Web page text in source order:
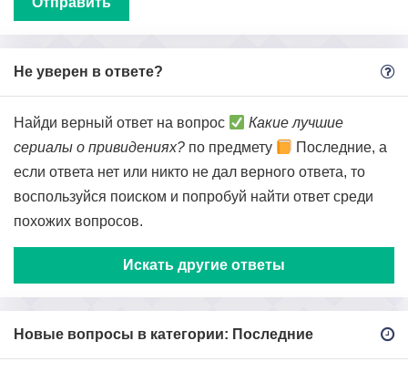
Не уверен в ответе?
Найди верный ответ на вопрос
Какие лучшие
сериалы о привидениях? по предмету
Последние, а
если ответа нет или никто не дал верного ответа, то
воспользуйся поиском и попробуй найти ответ среди
похожих вопросов.
Искать другие ответы
Новые вопросы в категории: Последние